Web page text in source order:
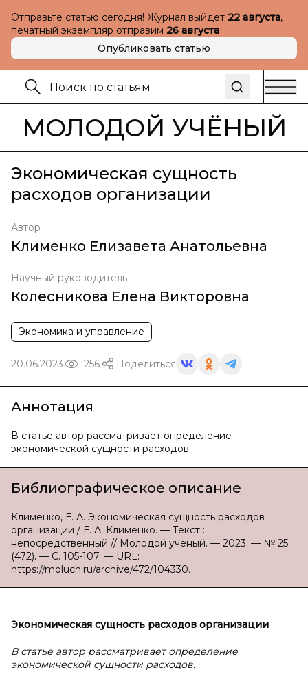
Отправьте статью сегодня! Журнал выйдет 22 августа,
печатный экземпляр отправим 26 августа
Опубликовать статью
МОЛОДОЙ УЧЁНЫЙ
Экономическая сущность
расходов организации
Автор
Клименко Елизавета Анатольевна
Научный руководитель
Колесникова Елена Викторовна
Экономика и управление
20.06.2023 1256 Поделиться
Аннотация
В статье автор рассматривает определение
экономической сущности расходов.
Библиографическое описание
Клименко, Е. А. Экономическая сущность расходов
организации / Е. А. Клименко. — Текст :
непосредственный // Молодой ученый. — 2023. — № 25
(472). — С. 105-107. — URL:
https://moluch.ru/archive/472/104330.
Экономическая сущность расходов организации
В статье автор рассматривает определение
экономической сущности расходов.